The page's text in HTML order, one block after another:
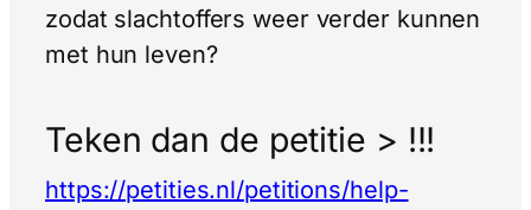
zodat slachtoffers weer verder kunnen
met hun leven?
Teken dan de petitie > !!!
https://petities.nl/petitions/help-